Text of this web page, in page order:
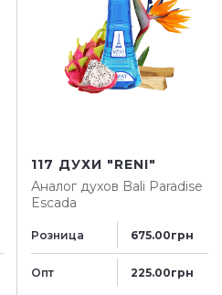
117 ДУХИ "RENI"
Аналог духов Bali Paradise
Escada
Розница 675.00грн
Опт 225.00грн